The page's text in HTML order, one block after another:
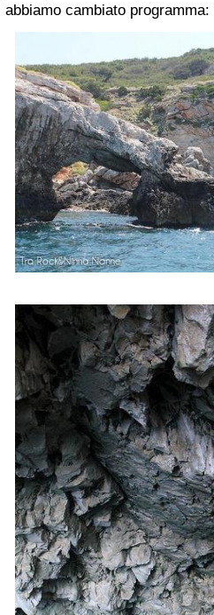
abbiamo cambiato